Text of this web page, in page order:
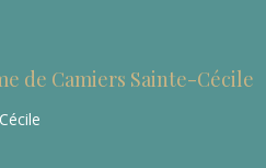
de Camiers Sainte-Cécile